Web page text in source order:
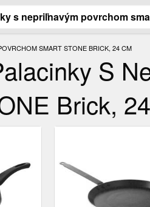
SMART STONE BRICK, 24 CM
S
Brick,